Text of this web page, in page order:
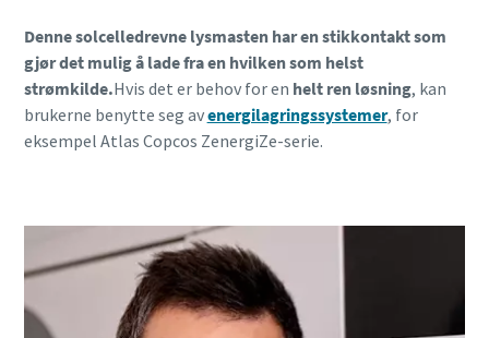
Denne solcelledrevne lysmasten har en stikkontakt som
gjør det mulig å lade fra en hvilken som helst
strømkilde.Hvis det er behov for en helt ren løsning, kan
brukerne benytte seg avenergilagringssystemer, for
eksempel Atlas Copcos ZenergiZe-serie.